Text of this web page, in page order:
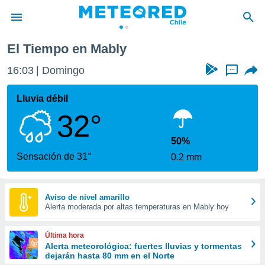
de
por
se
calidad.
a este
las
y
forma
digital
basada
El Tiempo en Mably
16:03 Domingo ...
Lluvia débil
32°
Sensación de 31°
50%
0.2 mm
Aviso de nivel amarillo
Alerta moderada por altas temperaturas en Mably hoy
Última hora
Alerta meteorológica: fuertes lluvias y tormentas
dejarán hasta 80 mm en el Norte